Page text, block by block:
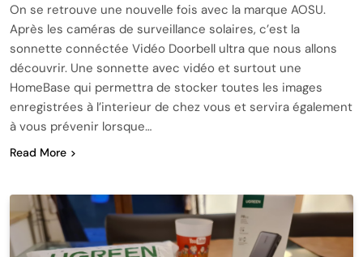
On se retrouve une nouvelle fois avec la marque AOSU.
Après les caméras de surveillance solaires, c’est la
sonnette connéctée Vidéo Doorbell ultra que nous allons
découvrir. Une sonnette avec vidéo et surtout une
HomeBase qui permettra de stocker toutes les images
enregistrées à l’interieur de chez vous et servira également
à vous prévenir lorsque…
Read More